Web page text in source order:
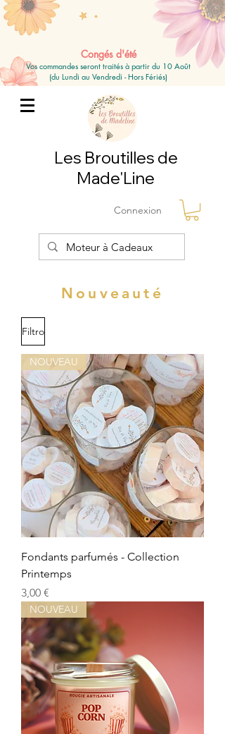
Congés d'été
Vos commandes seront traités à partir du 10 Août
(du Lundi au Vendredi - Hors Fériés)
Les Broutilles de
Made'Line
Connexion
Nouveauté
Filtro
NOUVEAU
Fondants parfumés - Collection
Printemps
Precio
3,00 €
NOUVEAU